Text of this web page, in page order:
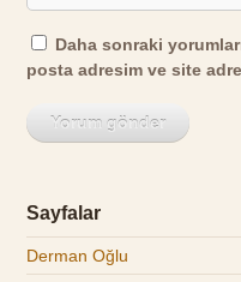
Daha sonraki
posta adresim ve site
Sayfalar
Derman Oğlu